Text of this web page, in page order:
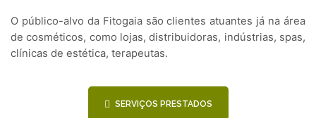
O público-alvo da Fitogaia são clientes atuantes já na área
de cosméticos, como lojas, distribuidoras, indústrias, spas,
clínicas de estética, terapeutas.
SERVIÇOS PRESTADOS